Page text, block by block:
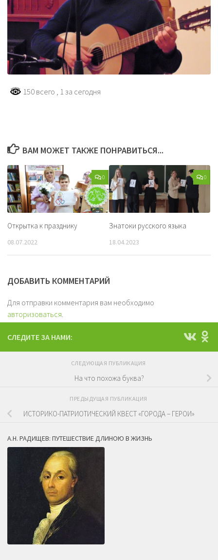
150 всего , 1 за сегодня
ВАМ МОЖЕТ ТАКЖЕ ПОНРАВИТЬСЯ...
0
Открытка к празднику
08.07.2022
0
Знатоки русского языка
18.04.2023
ДОБАВИТЬ КОММЕНТАРИЙ
Для отправки комментария вам необходимо
авторизоваться.
СЛЕДИТЕ ЗА НАМИ:
СЛЕДУЮЩАЯ ПУБЛИКАЦИЯ
На что похожа буква?
ПРЕДЫДУЩАЯ ПУБЛИКАЦИЯ
ИСТОРИКО-ПАТРИОТИЧЕСКИЙ КВЕСТ «ГОРОДА – ГЕРОИ»
А.Н. РАДИЩЕВ: ПУТЕШЕСТВИЕ ДЛИНОЮ В ЖИЗНЬ